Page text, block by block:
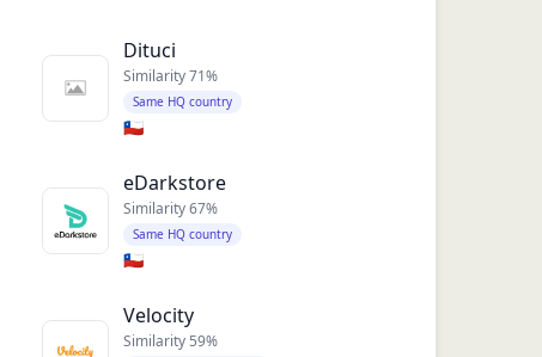
Dituci
Similarity71%
Same HQ country
🇨🇱
eDarkstore
Similarity67%
Same HQ country
🇨🇱
Velocity
Similarity 59%